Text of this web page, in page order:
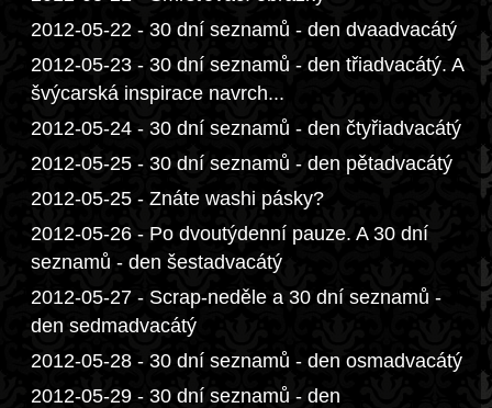
2012-05-22 - 30 dní seznamů - den dvaadvacátý
2012-05-23 - 30 dní seznamů - den třiadvacátý. A
švýcarská inspirace navrch...
2012-05-24 - 30 dní seznamů - den čtyřiadvacátý
2012-05-25 - 30 dní seznamů - den pětadvacátý
2012-05-25 - Znáte washi pásky?
2012-05-26 - Po dvoutýdenní pauze. A 30 dní
seznamů - den šestadvacátý
2012-05-27 - Scrap-neděle a 30 dní seznamů -
den sedmadvacátý
2012-05-28 - 30 dní seznamů - den osmadvacátý
2012-05-29 - 30 dní seznamů - den